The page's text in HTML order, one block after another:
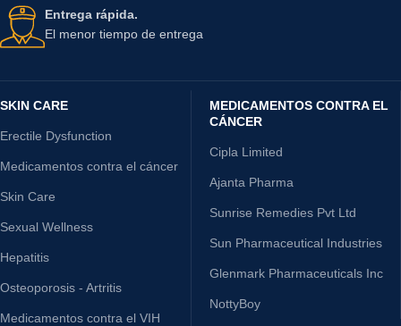
Entrega rápida.
El menor tiempo de entrega
SKIN CARE
Erectile Dysfunction
Medicamentos contra el cáncer
Skin Care
Sexual Wellness
Hepatitis
Osteoporosis - Artritis
Medicamentos contra el VIH
MEDICAMENTOS CONTRA EL
CÁNCER
Cipla Limited
Ajanta Pharma
Sunrise Remedies Pvt Ltd
Sun Pharmaceutical Industries
Glenmark Pharmaceuticals Inc
NottyBoy